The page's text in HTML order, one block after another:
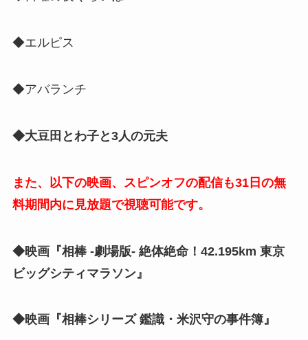
◆エルピス
◆アバランチ
◆大豆田とわ子と3人の元夫
また、以下の映画、スピンオフの配信も31日の無
料期間内に見放題で視聴可能です。
◆映画『相棒 -劇場版- 絶体絶命！42.195km 東京
ビッグシティマラソン』
◆映画『相棒シリーズ 鑑識・米沢守の事件簿』